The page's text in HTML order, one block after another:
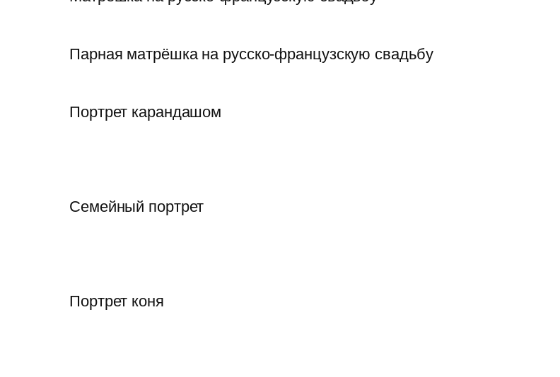
Парная матрёшка на русско-французскую свадьбу
Портрет карандашом
Семейный портрет
Портрет коня